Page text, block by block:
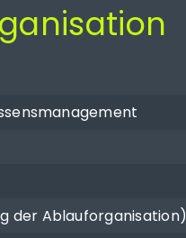
der Ablauforganisation)